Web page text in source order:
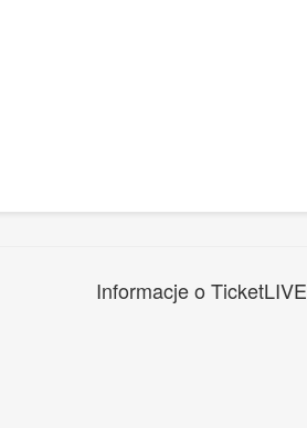
Informacje o TicketLIVE